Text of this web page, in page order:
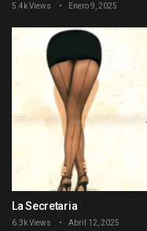
5.4k Views Enero 9, 2025
La Secretaria
6.3k Views Abril 12, 2025